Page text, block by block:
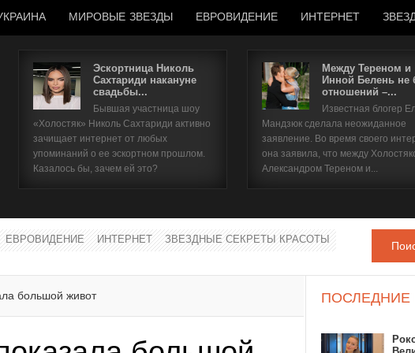
МИРОВЫЕ ЗВЕЗДЫ ЕВРОВИДЕНИЕ ИНТЕРНЕТ
Эскортница Николь
Сахтариди накануне
свадьбы...
Бывшая участница шоу
«Холостяк» Николь Сахтариди активно
зачищает интернет от любых
упоминаний о ее эскортном прошлом.
Казалось бы, зачем ей это?
Между Тереном и
Инной Белень не
отношений –...
Известная блогер
Мандзюк сделала неожиданное
заявление. Во время своего
она заявила, что между
Александром Тереном и...
ЕВРОВИДЕНИЕ ИНТЕРНЕТ ЗВЕЗДНЫЕ СЕКРЕТЫ КРАСОТЫ
большой живот ПОСЛЕДНИЕ
Имя пользователя
Забыли имя пользователя?